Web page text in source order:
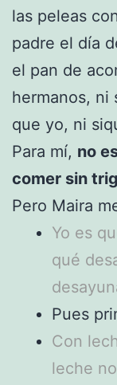
las peleas
padre el día
el pan de
hermanos, ni
que yo, ni
Para mí, no
comer sin
Pero Maira
Yo es
qué
Pues
Con
leche